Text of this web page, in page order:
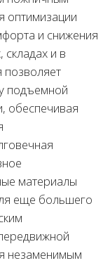
оптимизации
и снижения
складах и в
позволяет
подъемной
обеспечивая
материалы
еще большего
незаменимым